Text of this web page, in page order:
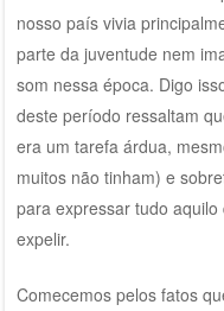
nosso país vivia
parte da juventude nem
som nessa época. Digo
deste período ressaltam
era um tarefa árdua,
muitos não tinham) e
para expressar tudo
expelir.
Comecemos pelos fatos